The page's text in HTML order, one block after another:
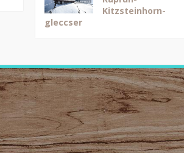
Kitzsteinhorn-
gleccser